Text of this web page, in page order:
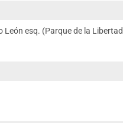
León esq. (Parque de la